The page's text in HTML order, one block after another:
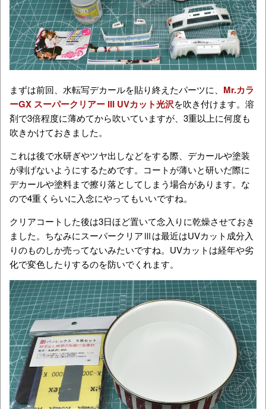
まずは前回、水転写デカールを貼り終えたパーツに、 Mr.カラ
ーGX スーパークリアー III UVカット光沢を吹き付けます。溶
剤で3倍程度に薄めてから吹いていますが、3重以上に何度も
吹きかけておきました。
これは後で水研ぎやツヤ出しなどをする際、デカールや塗装
が剥げないようにするためです。コートが薄いと研いだ際に
デカールや塗料まで擦り落としてしまう場合があります。な
ので4重くらいに入念にやってもいいですね。
クリアコートした後は3日ほど置いて念入りに乾燥させておき
ました。ちなみにスーパークリアⅢは最近はUVカット成分入
りのものしか売ってないみたいですね。UVカットは経年や劣
化で変色したりするのを防いでくれます。